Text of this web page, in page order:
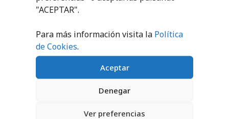
"ACEPTAR".
Para más información visita la Política
de Cookies.
Aceptar
Denegar
Ver preferencias